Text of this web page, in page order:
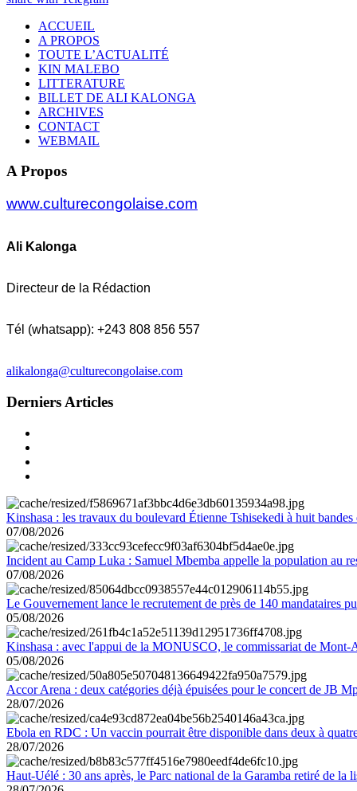
ACCUEIL
A PROPOS
TOUTE L’ACTUALITÉ
KIN MALEBO
LITTERATURE
BILLET DE ALI KALONGA
ARCHIVES
CONTACT
WEBMAIL
A Propos
www.culturecongolaise.com
Ali Kalonga
Directeur de la Rédaction
Tél (whatsapp): +243 808 856 557
alikalonga@culturecongolaise.com
Derniers Articles
Kinshasa : les travaux du boulevard Étienne Tshisekedi à huit
07/08/2026
Incident au Camp Luka : Samuel Mbemba appelle la population au
07/08/2026
Le Gouvernement lance le recrutement de près de 140 mandataires
05/08/2026
Kinshasa : avec l'appui de la MONUSCO, le commissariat de Mont-
05/08/2026
Accor Arena : deux catégories déjà épuisées pour le concert de JB
28/07/2026
Ebola en RDC : Un vaccin pourrait être disponible dans deux à
28/07/2026
Haut-Uélé : 30 ans après, le Parc national de la Garamba retiré de la